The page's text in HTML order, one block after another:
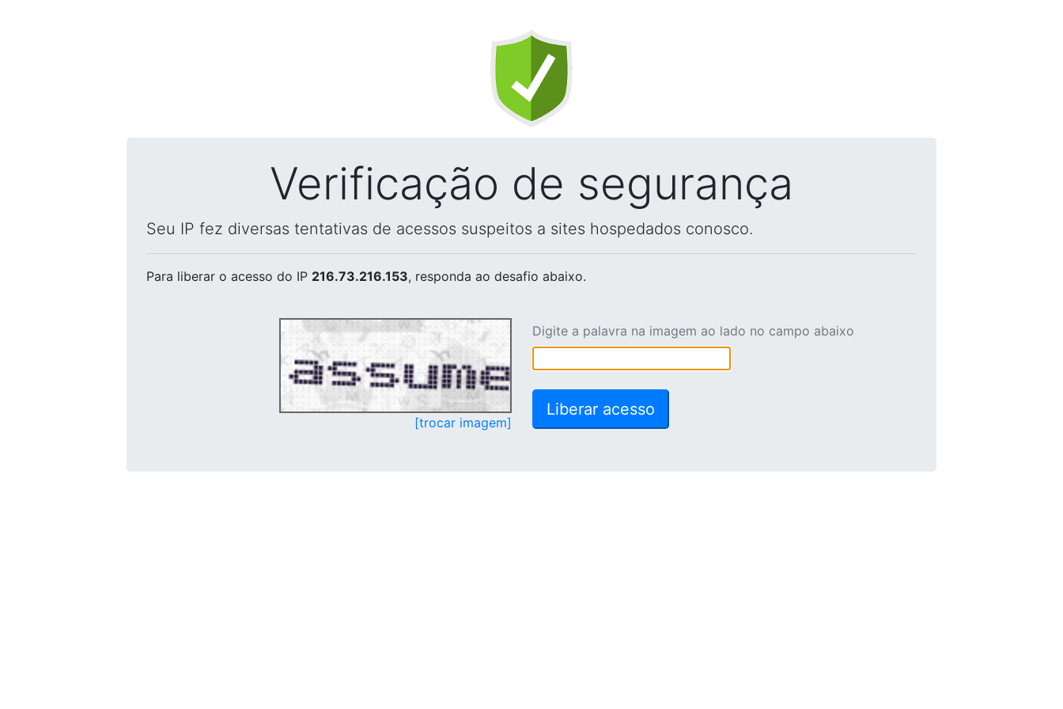
Verificação de segurança
Seu IP fez diversas tentativas de acessos suspeitos a sites hospedados conosco.
Para liberar o acesso do IP 216.73.216.153, responda ao desafio abaixo.
[trocar imagem]
Digite a palavra na imagem ao lado no campo abaixo